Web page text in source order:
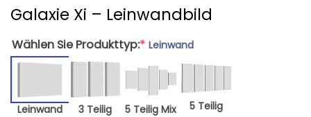
Galaxie Xi – Leinwandbild
Wählen Sie Produkttyp:* Leinwand
Leinwand 3 Teilig 5 Teilig Mix 5 Teilig